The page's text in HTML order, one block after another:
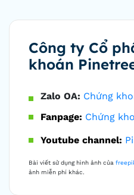
Công ty Cổ
khoán
Zalo OA: Chứng
Fanpage: Chứng
Youtube channel:
Bài viết sử dụng hình ảnh của
ảnh miễn phí khác.